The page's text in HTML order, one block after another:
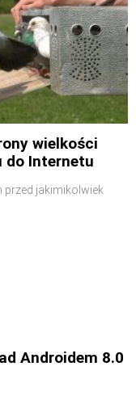
wielkości
do Internetu
przed jakimikolwiek
Androidem 8.0